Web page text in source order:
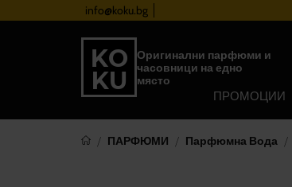
info@koku.bg
Оригинални парфюми и
часовници на едно
място
ПРОМОЦИИ
ПАРФЮМИ Парфюмна Вода